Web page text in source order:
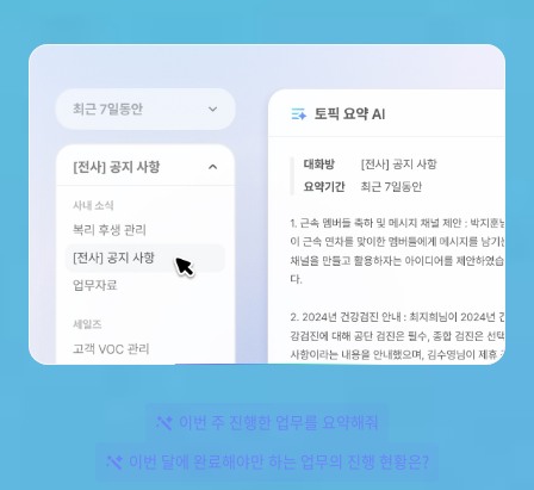
이번 주 진행한 업무를 요약해줘
이번 달에 완료해야만 하는 업무의 진행 현황은?